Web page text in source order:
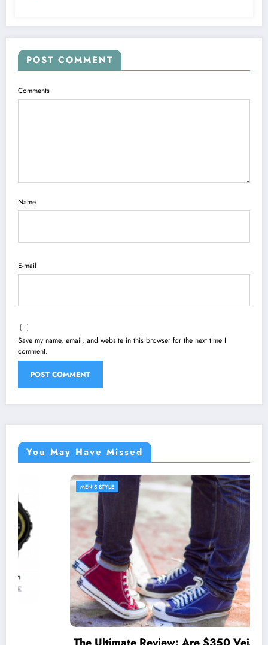
POST COMMENT
Comments
Name
E-mail
Save my name, email, and website in this browser for the next time I
comment.
You May Have Missed